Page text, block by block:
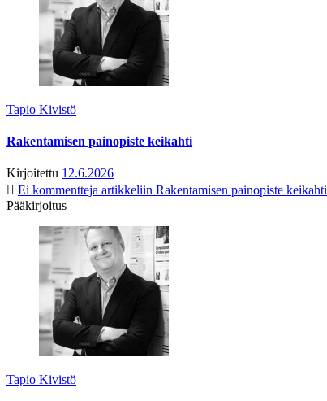
Tapio Kivistö
Rakentamisen painopiste keikahti
Kirjoitettu 12.6.2026
Ei kommentteja artikkeliin Rakentamisen painopiste keikahti
Pääkirjoitus
Tapio Kivistö